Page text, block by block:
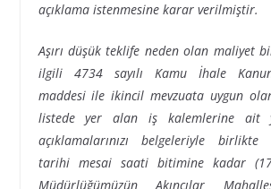
açıklama istenmesine karar verilmiştir.
Aşırı düşük teklife neden olan maliyet
ilgili 4734 sayılı Kamu İhale
maddesi ile ikincil mevzuata uygun
listede yer alan iş kalemlerine ait
açıklamalarınızı belgeleriyle birlikte
tarihi mesai saati bitimine kadar
Müdürlüğümüzün Akıncılar